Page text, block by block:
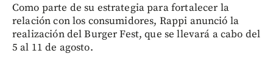
Como parte de su estrategia para fortalecer la
relación con los consumidores, Rappi anunció la
realización del Burger Fest, que se llevará a cabo del
5 al 11 de agosto.